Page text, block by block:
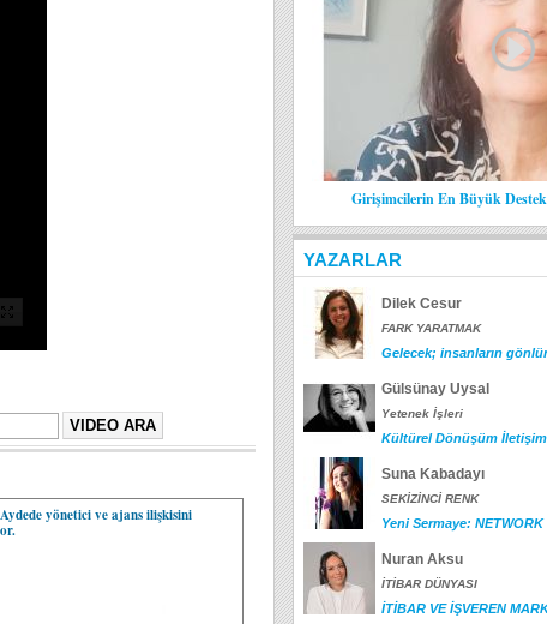
yönetici ve ajans ilişkisini
Girişimcilerin En Büyük
YAZARLAR
Dilek Cesur
FARK YARATMAK
Gelecek; insanların
Gülsünay Uysal
Yetenek İşleri
Kültürel Dönüşüm
Suna Kabadayı
SEKİZİNCİ RENK
Yeni Sermaye: NETWORK
Nuran Aksu
İTİBAR DÜNYASI
İTİBAR VE İŞVEREN